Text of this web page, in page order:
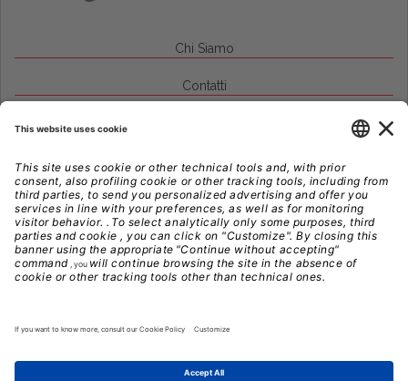
Chi Siamo
Contatti
Note Legali
Privacy
Gestione Cookie